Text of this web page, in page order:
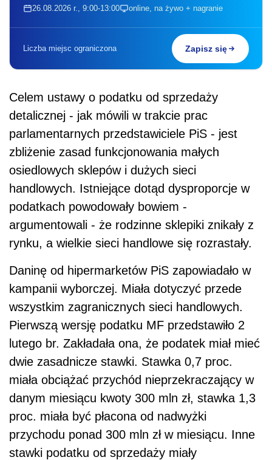
26.08.2026 r., 9:00-13:00 online, na żywo + nagranie
Liczba miejsc ograniczona Zapisz się
Celem ustawy o podatku od sprzedaży
detalicznej - jak mówili w trakcie prac
parlamentarnych przedstawiciele PiS - jest
zbliżenie zasad funkcjonowania małych
osiedlowych sklepów i dużych sieci
handlowych. Istniejące dotąd dysproporcje w
podatkach powodowały bowiem -
argumentowali - że rodzinne sklepiki znikały z
rynku, a wielkie sieci handlowe się rozrastały.
Daninę od hipermarketów PiS zapowiadało w
kampanii wyborczej. Miała dotyczyć przede
wszystkim zagranicznych sieci handlowych.
Pierwszą wersję podatku MF przedstawiło 2
lutego br. Zakładała ona, że podatek miał mieć
dwie zasadnicze stawki. Stawka 0,7 proc.
miała obciążać przychód nieprzekraczający w
danym miesiącu kwoty 300 mln zł, stawka 1,3
proc. miała być płacona od nadwyżki
przychodu ponad 300 mln zł w miesiącu. Inne
stawki podatku od sprzedaży miały